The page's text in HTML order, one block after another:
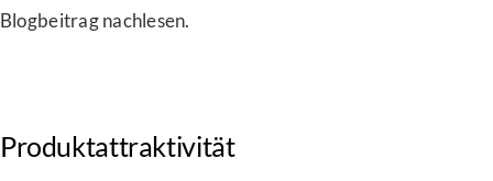
Blogbeitrag nachlesen.
Produktattraktivität